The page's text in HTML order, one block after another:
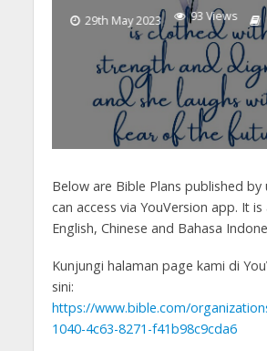
29th May 2023 93 Views
Below are Bible Plans published by
can access via YouVersion app. It is
English, Chinese and Bahasa
Kunjungi halaman page kami di
sini:
https://www.bible.com/
1040-4c63-8271-f41b98c9cda6